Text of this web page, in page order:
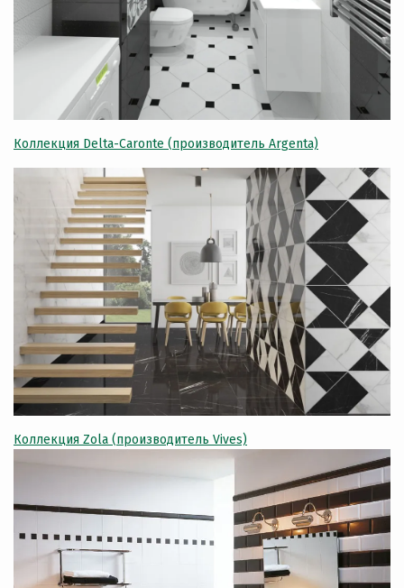
Коллекция Delta-Caronte (производитель Argenta)
Коллекция Zola (производитель Vives)